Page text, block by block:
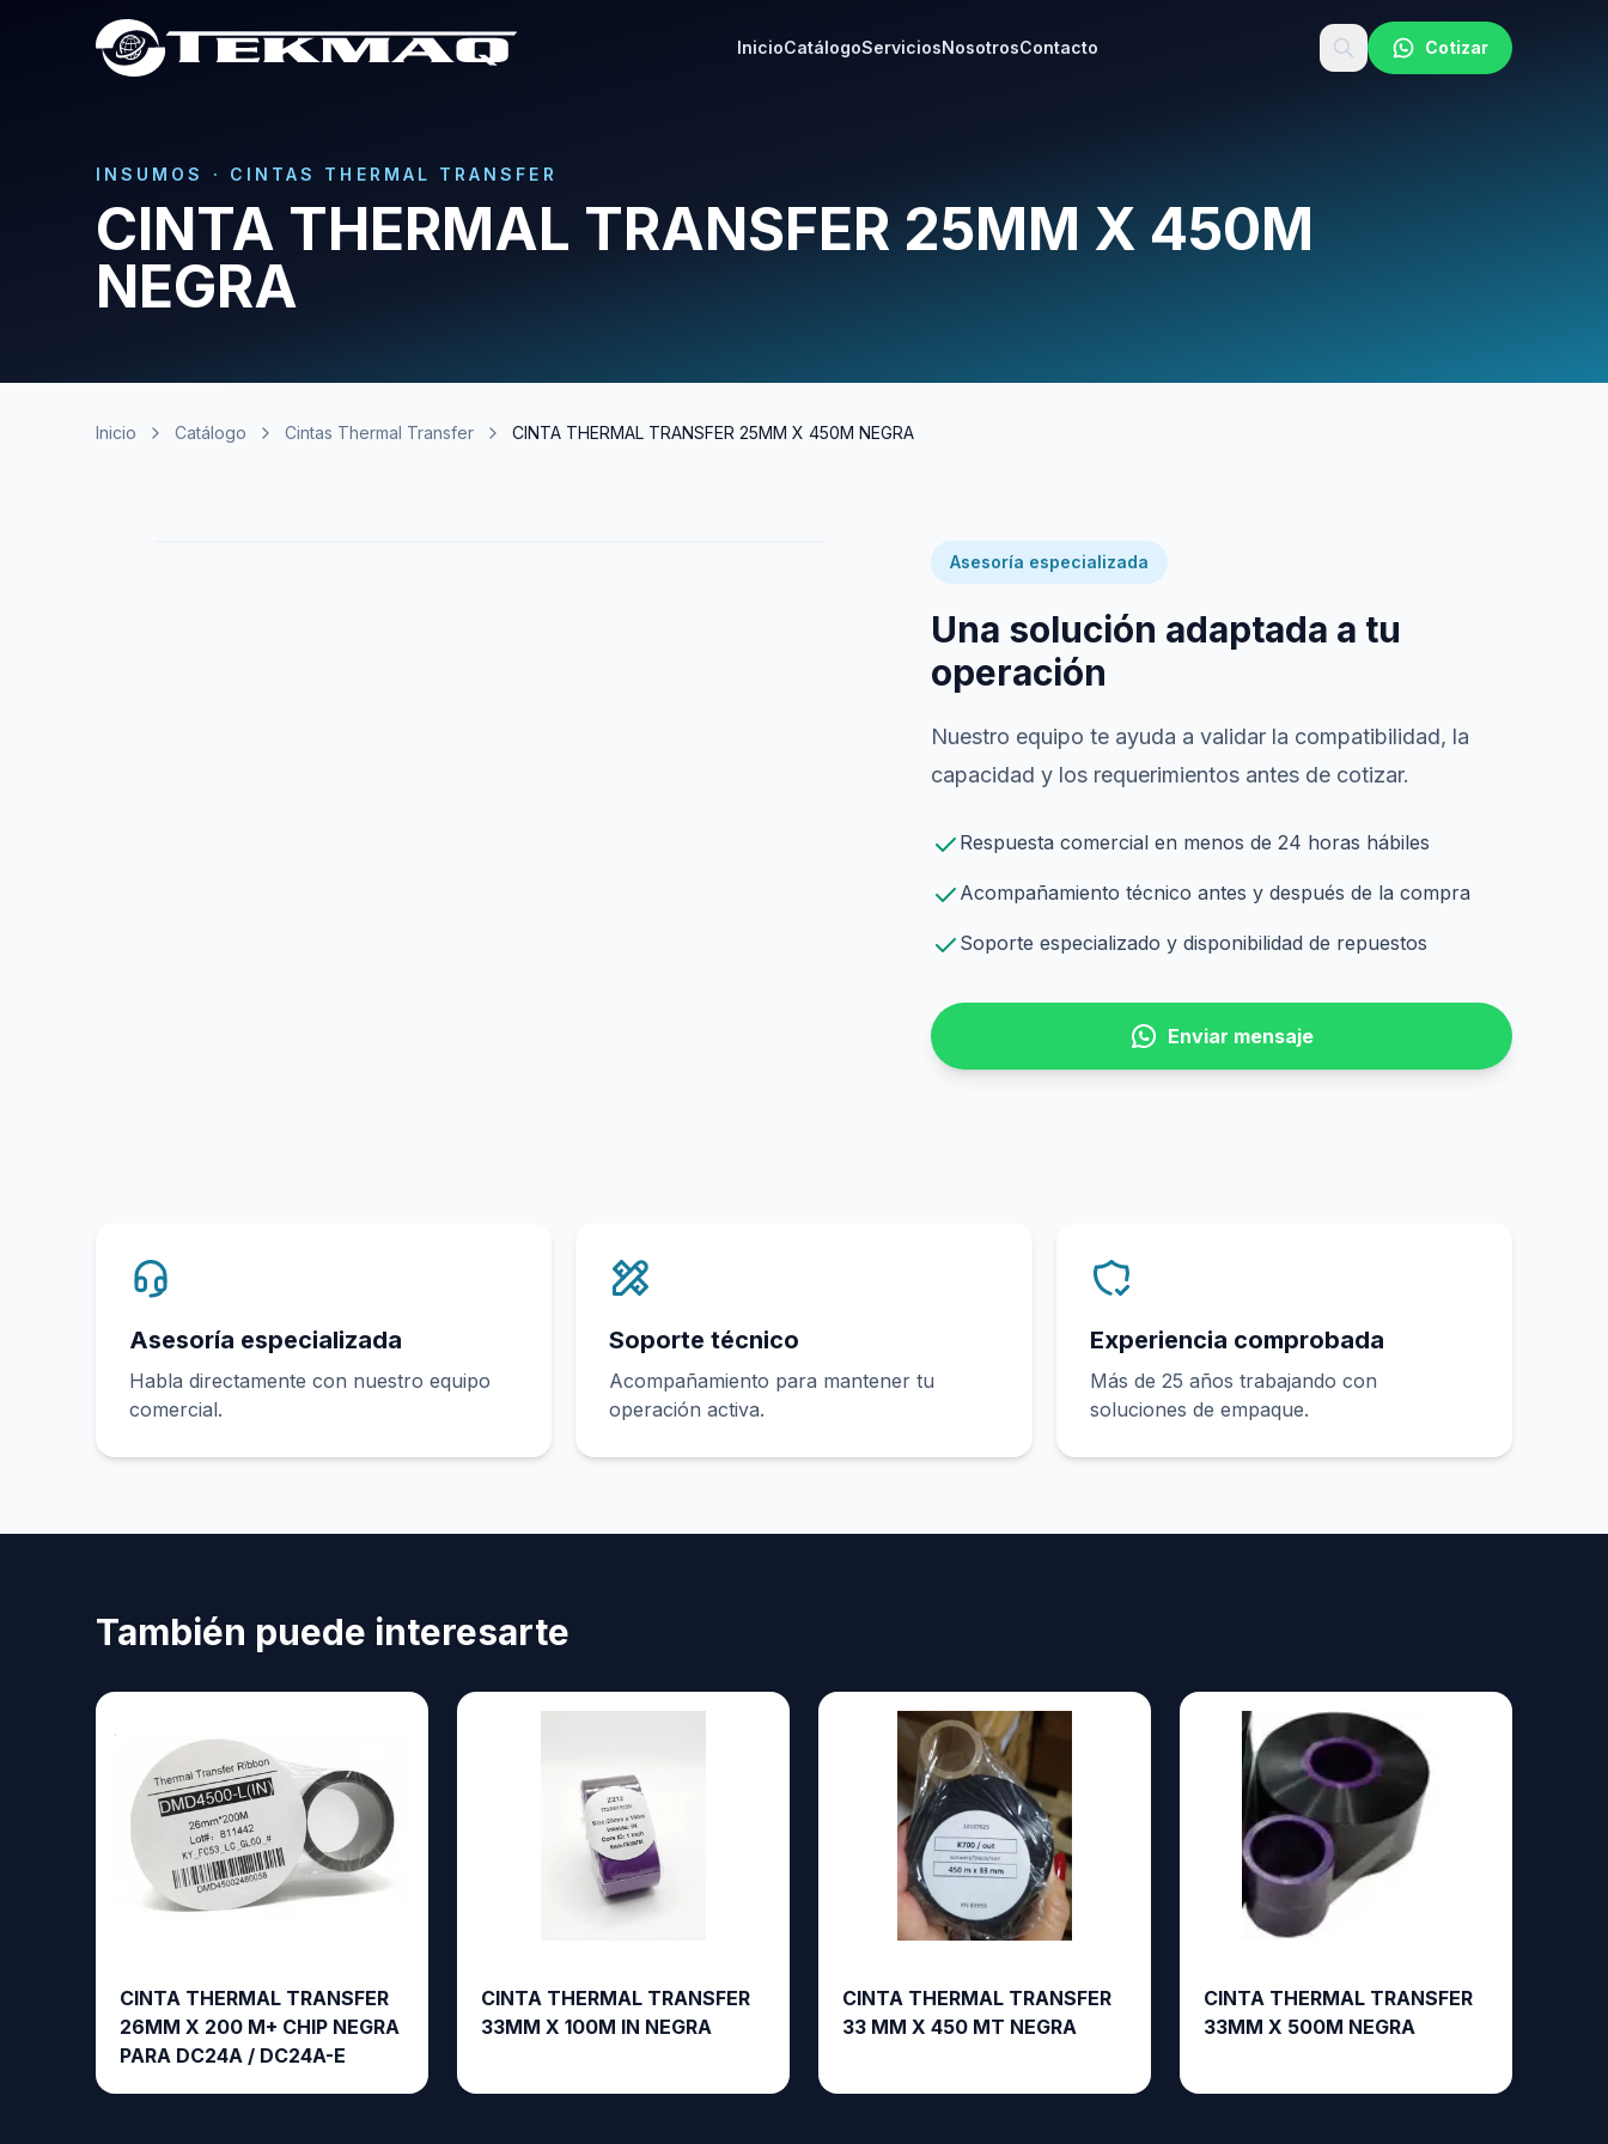
InicioCatálogoServiciosNosotrosContacto Cotizar
INSUMOS · CINTAS THERMAL TRANSFER
CINTA THERMAL TRANSFER 25MM X 450M
NEGRA
Inicio Catálogo Cintas Thermal Transfer CINTA THERMAL TRANSFER 25MM X 450M NEGRA
Asesoría especializada
Una solución adaptada a tu
operación
Nuestro equipo te ayuda a validar la compatibilidad, la
capacidad y los requerimientos antes de cotizar.
Respuesta comercial en menos de 24 horas hábiles
Acompañamiento técnico antes y después de la compra
Soporte especializado y disponibilidad de repuestos
Enviar mensaje
Asesoría especializada
Habla directamente con nuestro equipo
comercial.
Soporte técnico
Acompañamiento para mantener tu
operación activa.
Experiencia comprobada
Más de 25 años trabajando con
soluciones de empaque.
También puede interesarte
CINTA THERMAL TRANSFER
26MM X 200 M+ CHIP NEGRA
PARA DC24A / DC24A-E
CINTA THERMAL TRANSFER
33MM X 100M IN NEGRA
CINTA THERMAL TRANSFER
33 MM X 450 MT NEGRA
CINTA THERMAL TRANSFER
33MM X 500M NEGRA